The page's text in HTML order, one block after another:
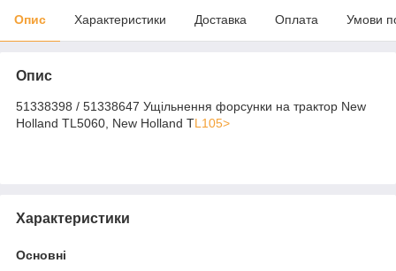
Опис Характеристики Доставка Оплата Умови
Опис
51338398 / 51338647 Ущільнення форсунки на трактор New
Holland TL5060, New Holland TL105>
Характеристики
Основні